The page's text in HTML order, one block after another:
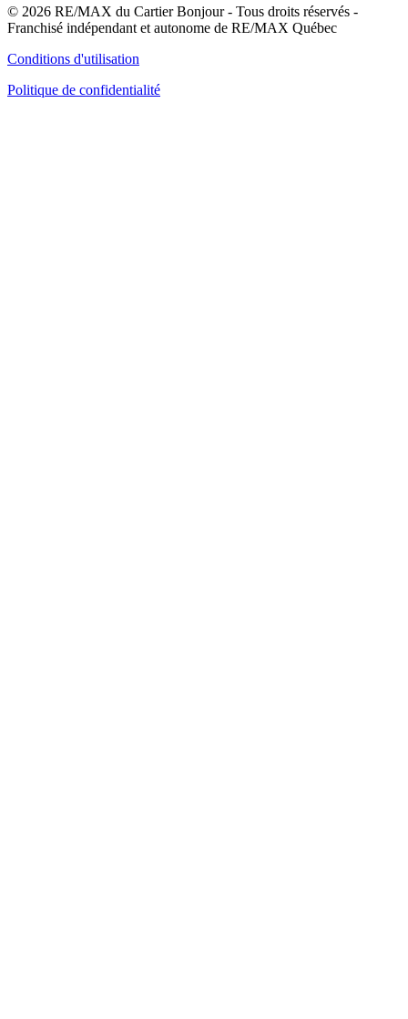
© 2026 RE/MAX du Cartier Bonjour - Tous droits réservés -
Franchisé indépendant et autonome de RE/MAX Québec
Conditions d'utilisation
Politique de confidentialité